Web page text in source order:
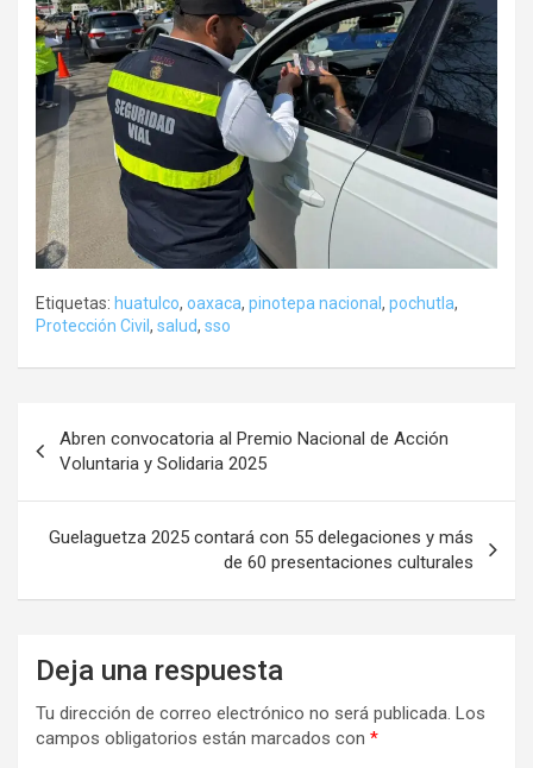
Etiquetas: huatulco, oaxaca, pinotepa nacional, pochutla,
Protección Civil, salud, sso
de
entradas
Abren convocatoria al Premio Nacional de Acción
Voluntaria y Solidaria 2025
Guelaguetza 2025 contará con 55 delegaciones y más
de 60 presentaciones culturales
Deja una respuesta
Tu dirección de correo electrónico no será publicada. Los
campos obligatorios están marcados con *